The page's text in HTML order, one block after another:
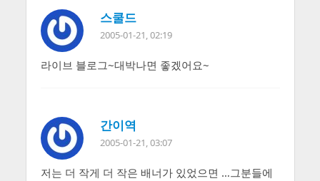
스쿨드
2005-01-21, 02:19
라이브 블로그~대박나면 좋겠어요~
간이역
2005-01-21, 03:07
저는 더 작게 더 작은 배너가 있었으면 …그분들에